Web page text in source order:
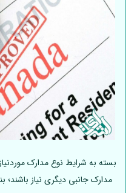
بسته به شرایط نوع مدارک
مدارک جانبی دیگری نیاز باشند؛